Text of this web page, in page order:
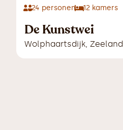
24 personen 12 kamers
De Kunstwei
Wolphaartsdijk, Zeeland